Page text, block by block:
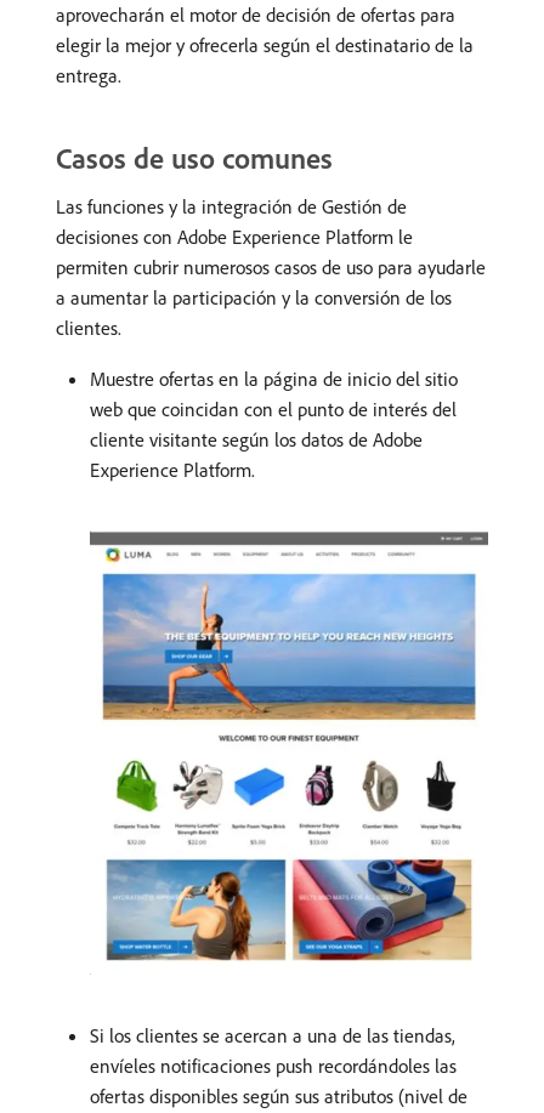
aprovecharán el motor de decisión de ofertas para
elegir la mejor y ofrecerla según el destinatario de la
entrega.
Casos de uso comunes
Las funciones y la integración de Gestión de
decisiones con Adobe Experience Platform le
permiten cubrir numerosos casos de uso para ayudarle
a aumentar la participación y la conversión de los
clientes.
Muestre ofertas en la página de inicio del sitio
web que coincidan con el punto de interés del
cliente visitante según los datos de Adobe
Experience Platform.
Si los clientes se acercan a una de las tiendas,
envíeles notificaciones push recordándoles las
ofertas disponibles según sus atributos (nivel de